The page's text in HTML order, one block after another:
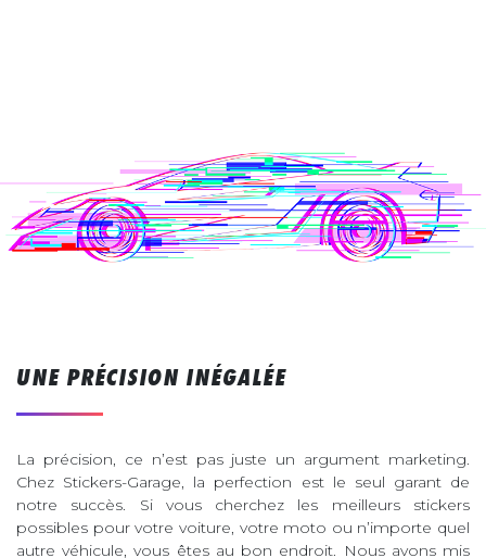
UNE PRÉCISION INÉGALÉE
La précision, ce n’est pas juste un argument marketing.
Chez Stickers-Garage, la perfection est le seul garant de
notre succès. Si vous cherchez les meilleurs stickers
possibles pour votre voiture, votre moto ou n’importe quel
autre véhicule, vous êtes au bon endroit. Nous avons mis